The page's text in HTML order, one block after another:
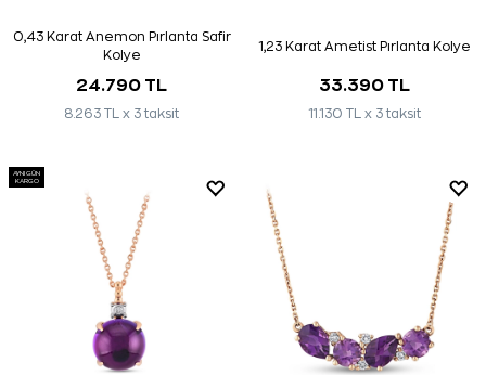
0,43 Karat Anemon Pırlanta Safir
Kolye
24.790 TL
8.263 TL x 3 taksit
1,23 Karat Ametist Pırlanta Kolye
33.390 TL
11.130 TL x 3 taksit
AYNI GÜN
KARGO